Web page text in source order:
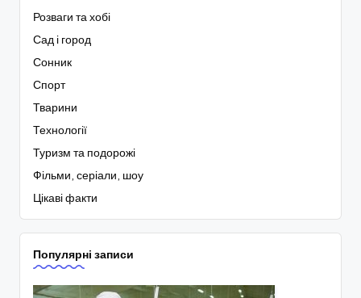
Розваги та хобі
Сад і город
Сонник
Спорт
Тварини
Технології
Туризм та подорожі
Фільми, серіали, шоу
Цікаві факти
Популярні записи